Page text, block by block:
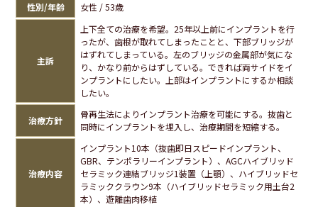
性別/年齢
女性 / 53歳
主訴
上下全ての治療を希望。25年以上前にインプラントを行
ったが、歯根が取れてしまったことと、下部ブリッジが
はずれてしまっている。左のブリッジの金属部が気にな
り、かなり前からはずしている。できれば両サイドをイ
ンプラントにしたい。上部はインプラントにするか相談
したい。
治療方針
骨再生法によりインプラント治療を可能にする。抜歯と
同時にインプラントを埋入し、治療期間を短縮する。
治療内容
インプラント10本（抜歯即日スピードインプラント、
GBR、テンポラリーインプラント）、AGCハイブリッド
セラミック連結ブリッジ1装置（上顎）、ハイブリッドセ
ラミッククラウン9本（ハイブリッドセラミック用土台2
本）、遊離歯肉移植